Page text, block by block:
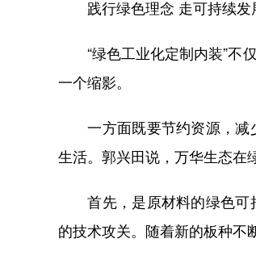
践行绿色理念 走可持续发
“绿色工业化定制内装”不仅
一个缩影。
一方面既要节约资源，减少
生活。郭兴田说，万华生态在
首先，是原材料的绿色可持
的技术攻关。随着新的板种不